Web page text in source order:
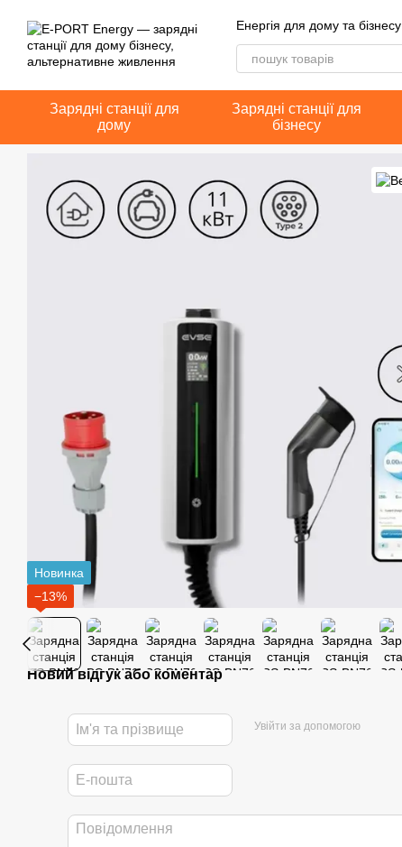
Енергія для дому та бізнесу
Зарядні станції для
дому
Зарядні станції для
бізнесу
Новинка
−13%
Новий відгук або коментар
Увійти за допомогою